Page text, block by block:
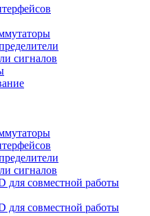
сигналов
сигналов
для совместной работы
для совместной работы